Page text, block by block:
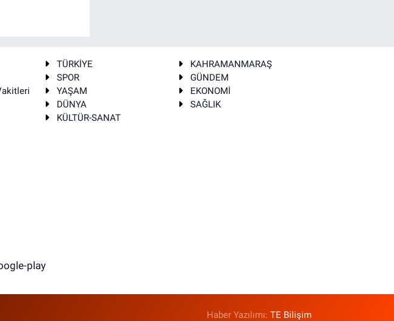
TÜRKİYE
KAHRAMANMARAŞ
SPOR
GÜNDEM
YAŞAM
EKONOMİ
DÜNYA
SAĞLIK
KÜLTÜR-SANAT
Haber Yazılımı:TE Bilişim